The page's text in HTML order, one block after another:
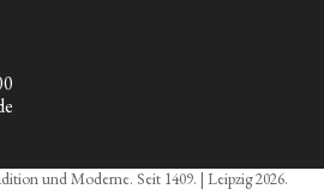
und Moderne. Seit 1409. | Leipzig 2026.